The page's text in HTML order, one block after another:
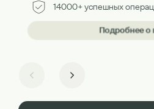
14000+ успешных
Подробнее о